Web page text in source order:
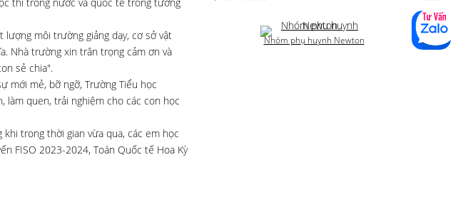
môi trường giảng dạy, cơ sở vật
Nhà trường xin trân trọng cảm ơn và
sẻ chia".
mới mẻ, bỡ ngỡ, Trường Tiểu học
làm quen, trải nghiệm cho các con học
trong thời gian vừa qua, các em học
FISO 2023-2024, Toán Quốc tế Hoa Kỳ
Nhóm phụ huynh Newton